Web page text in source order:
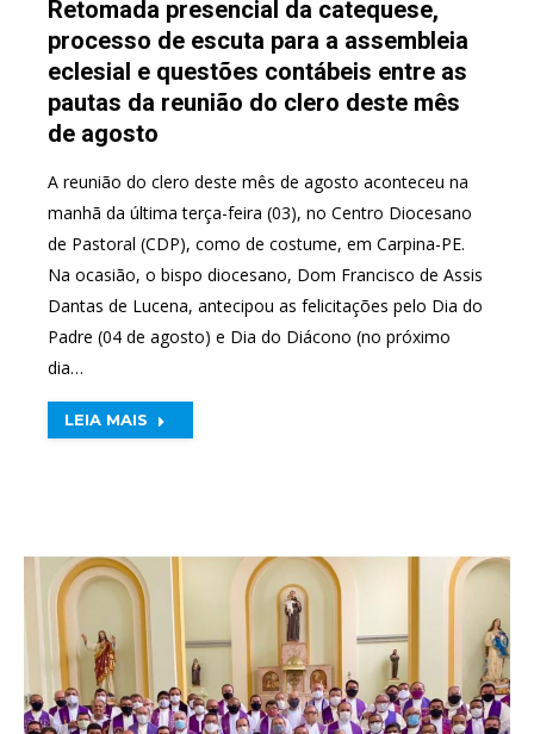
Retomada presencial da catequese,
processo de escuta para a assembleia
eclesial e questões contábeis entre as
pautas da reunião do clero deste mês
de agosto
A reunião do clero deste mês de agosto aconteceu na
manhã da última terça-feira (03), no Centro Diocesano
de Pastoral (CDP), como de costume, em Carpina-PE.
Na ocasião, o bispo diocesano, Dom Francisco de Assis
Dantas de Lucena, antecipou as felicitações pelo Dia do
Padre (04 de agosto) e Dia do Diácono (no próximo
dia…
LEIA MAIS